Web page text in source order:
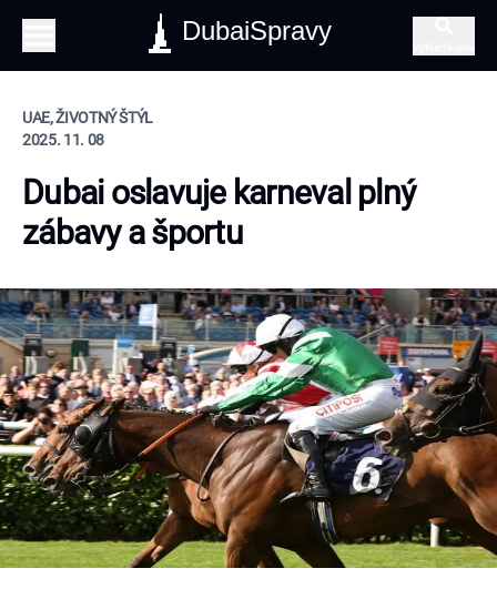
DubaiSpravy
UAE, ŽIVOTNÝ ŠTÝL
2025. 11. 08
Dubai oslavuje karneval plný
zábavy a športu